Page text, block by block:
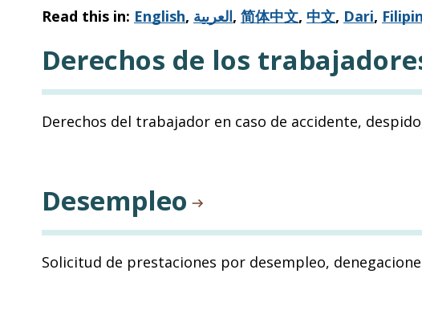
Read this in: English, العربية, 简体中文, 中文, Dari,
Derechos de los
Derechos del trabajador en caso de accidente,
Desempleo
Solicitud de prestaciones por desempleo,
email